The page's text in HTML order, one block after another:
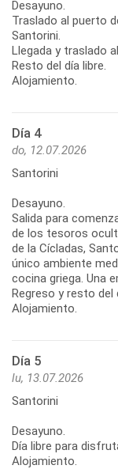
Desayuno.
Traslado al puerto
Santorini.
Llegada y traslado
Resto del día libre.
Alojamiento.
Día 4
do, 12.07.2026
Santorini
Desayuno.
Salida para
de los tesoros
de la Cícladas,
único ambiente
cocina griega. Una
Regreso y resto del
Alojamiento.
Día 5
lu, 13.07.2026
Santorini
Desayuno.
Día libre para
Alojamiento.